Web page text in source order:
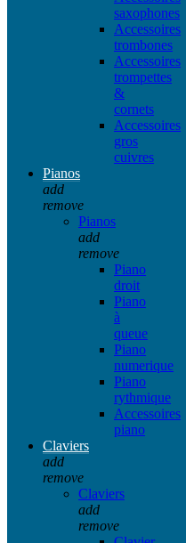
saxophones
Accessoires
trombones
Accessoires
trompettes
&
cornets
Accessoires
gros
cuivres
Pianos
add
remove
Pianos
add
remove
Piano
droit
Piano
à
queue
Piano
numerique
Piano
rythmique
Accessoires
piano
Claviers
add
remove
Claviers
add
remove